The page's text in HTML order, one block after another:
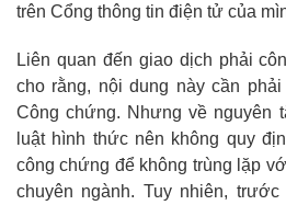
trên Cổng thông tin điện tử của
Liên quan đến giao dịch phải
cho rằng, nội dung này cần
Công chứng. Nhưng về nguyên
luật hình thức nên không quy
công chứng để không trùng lặp
chuyên ngành. Tuy nhiên,